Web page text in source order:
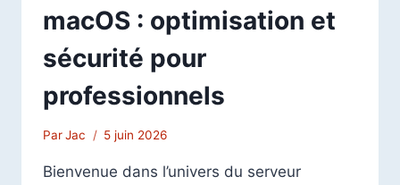
macOS : optimisation et
sécurité pour
professionnels
ParJac 5 juin 2026
Bienvenue dans l’univers du serveur